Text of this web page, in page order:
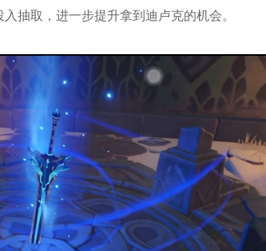
抽取，进一步提升拿到迪卢克的机会。